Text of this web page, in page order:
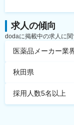
求人の傾向
dodaに掲載中の求人に関
医薬品メーカー業
秋田県
採用人数5名以上